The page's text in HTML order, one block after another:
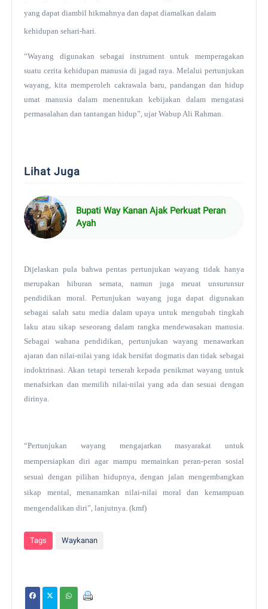
yang dapat diambil hikmahnya dan dapat diamalkan dalam
kehidupan sehari-hari.
“Wayang digunakan sebagai instrument untuk memperagakan
suatu cerita kehidupan manusia di jagad raya. Melalui pertunjukan
wayang, kita memperoleh cakrawala baru, pandangan dan hidup
umat manusia dalam menentukan kebijakan dalam mengatasi
permasalahan dan tantangan hidup”, ujar Wabup Ali Rahman.
Lihat Juga
Bupati Way Kanan Ajak Perkuat Peran
Ayah
Dijelaskan pula bahwa pentas pertunjukan wayang tidak hanya
merupakan hiburan semata, namun juga meuat unsurunsur
pendidikan moral. Pertunjukan wayang juga dapat digunakan
sebagai salah satu media dalam upaya untuk mengubah tingkah
laku atau sikap seseorang dalam rangka mendewasakan manusia.
Sebagai wahana pendidikan, pertunjukan wayang menawarkan
ajaran dan nilai-nilai yang idak bersifat dogmatis dan tidak sebagai
indoktrinasi. Akan tetapi terserah kepada penikmat wayang untuk
menafsirkan dan memilih nilai-nilai yang ada dan sesuai dengan
dirinya.
“Pertunjukan wayang mengajarkan masyarakat untuk
mempersiapkan diri agar mampu memainkan peran-peran sosial
sesuai dengan pilihan hidupnya, dengan jalan mengembangkan
sikap mental, menanamkan nilai-nilai moral dan kemampuan
mengendalikan diri”, lanjutnya. (kmf)
Tags Waykanan